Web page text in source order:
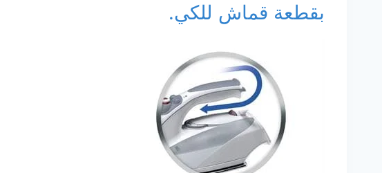
بقطعة قماش للكي.